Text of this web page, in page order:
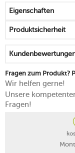
Eigenschaften
Produktsicherheit
Fragen zum Produkt?
Wir helfen gerne!
Unsere
Fragen!